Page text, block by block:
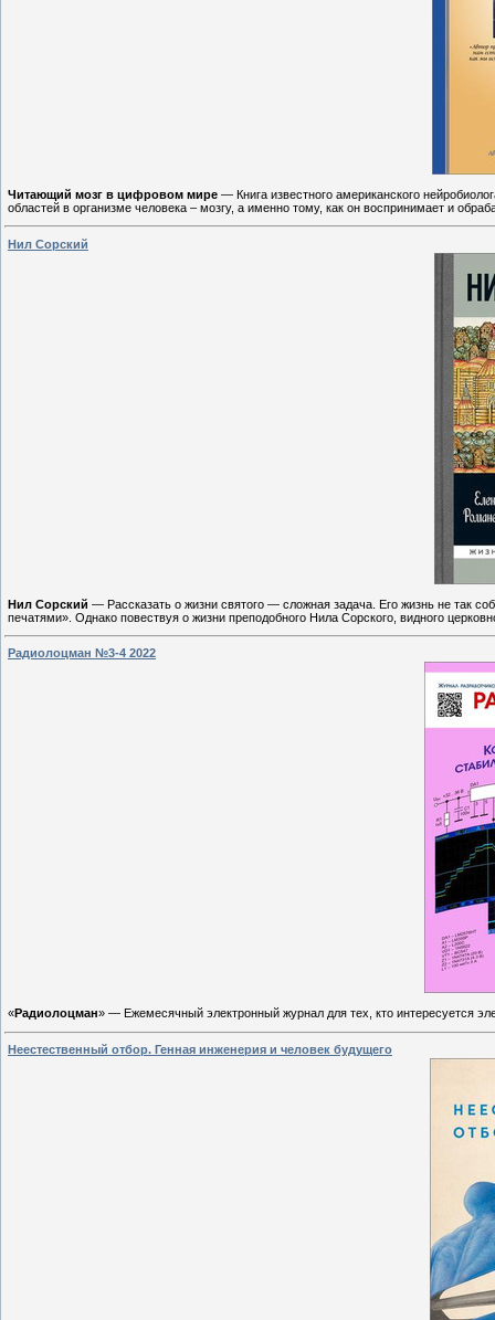
Читающий мозг в цифровом мире — Книга известного американского
областей в организме человека – мозгу, а именно тому, как он воспринимает и
Нил Сорский
Нил Сорский — Рассказать о жизни святого — сложная задача. Его жизнь не так
печатями». Однако повествуя о жизни преподобного Нила Сорского, видного
Радиолоцман №3-4 2022
«Радиолоцман» — Ежемесячный электронный журнал для тех, кто интересуется
Неестественный отбор. Генная инженерия и человек будущего